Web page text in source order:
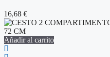
16,68 €
Añadir al carrito